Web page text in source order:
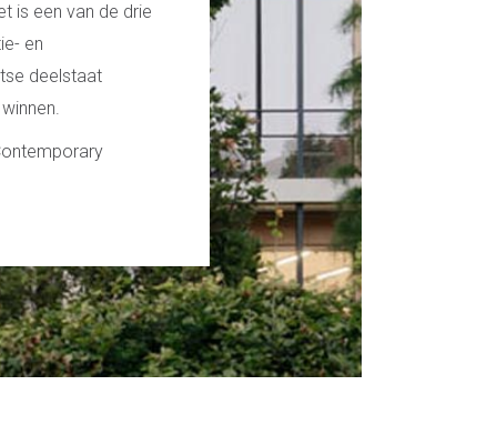
is een van de drie
en
deelstaat